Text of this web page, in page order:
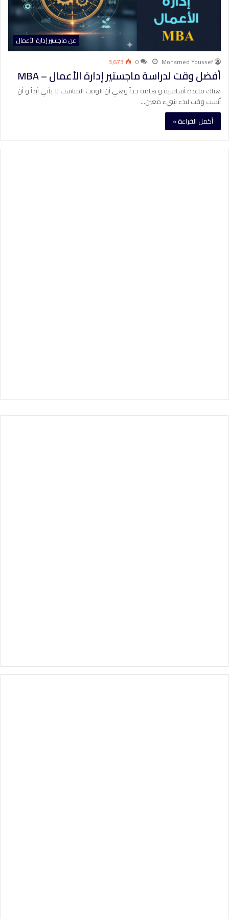
عن ماجستير إدارة الأعمال
Mohamed Youssef
0 3٬673
أفضل وقت لدراسة ماجستير إدارة الأعمال – MBA
هناك قاعدة أساسية و هامة جداً وهي أن الوقت المناسب لا يأتي أبداً و أن
أنسب وقت لبدء شيء معين…
أكمل القراءة »